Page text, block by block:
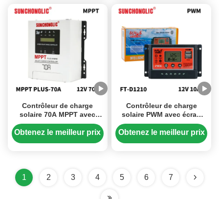
Contrôleur de charge
solaire 70A MPPT avec
fonction UPS pour les
systèmes de batterie
Obtenez le meilleur prix
Contrôleur de charge
solaire PWM avec écran
LCD 24 Volts 10A, réglages
manuels et sortie USB
Obtenez le meilleur prix
1 2 3 4 5 6 7